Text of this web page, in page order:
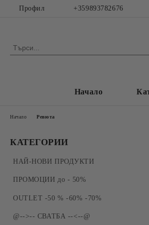
Профил +359893782676
Начало
КАТЕГОРИИ
НАЙ-НОВИ ПРОДУКТИ
ПРОМОЦИИ до - 50%
ПРОМОЦИИ - Силиконови молдове и
OUTLET -50 % -60% -70%
@-->-- СВАТБА --<--@
Начало Ревюта